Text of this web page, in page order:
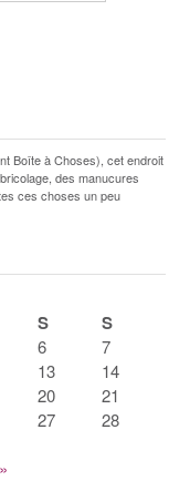
Boîte à Choses), cet endroit
des manucures
ces choses un peu
S S
6
7
13
14
20
21
27
28